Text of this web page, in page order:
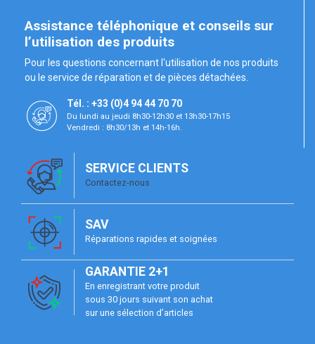
Assistance téléphonique et conseils sur
l’utilisation des produits
Pour les questions concernant l'utilisation de nos produits
ou le service de réparation et de pièces détachées.
Tél. : +33 (0)4 94 44 70 70
Du lundi au jeudi 8h30-12h30 et 13h30-17h15
Vendredi : 8h30/13h et 14h-16h.
SERVICE CLIENTS
Contactez-nous
SAV
Réparations rapides et soignées
GARANTIE 2+1
En enregistrant votre produit
sous 30 jours suivant son achat
sur une sélection d’articles